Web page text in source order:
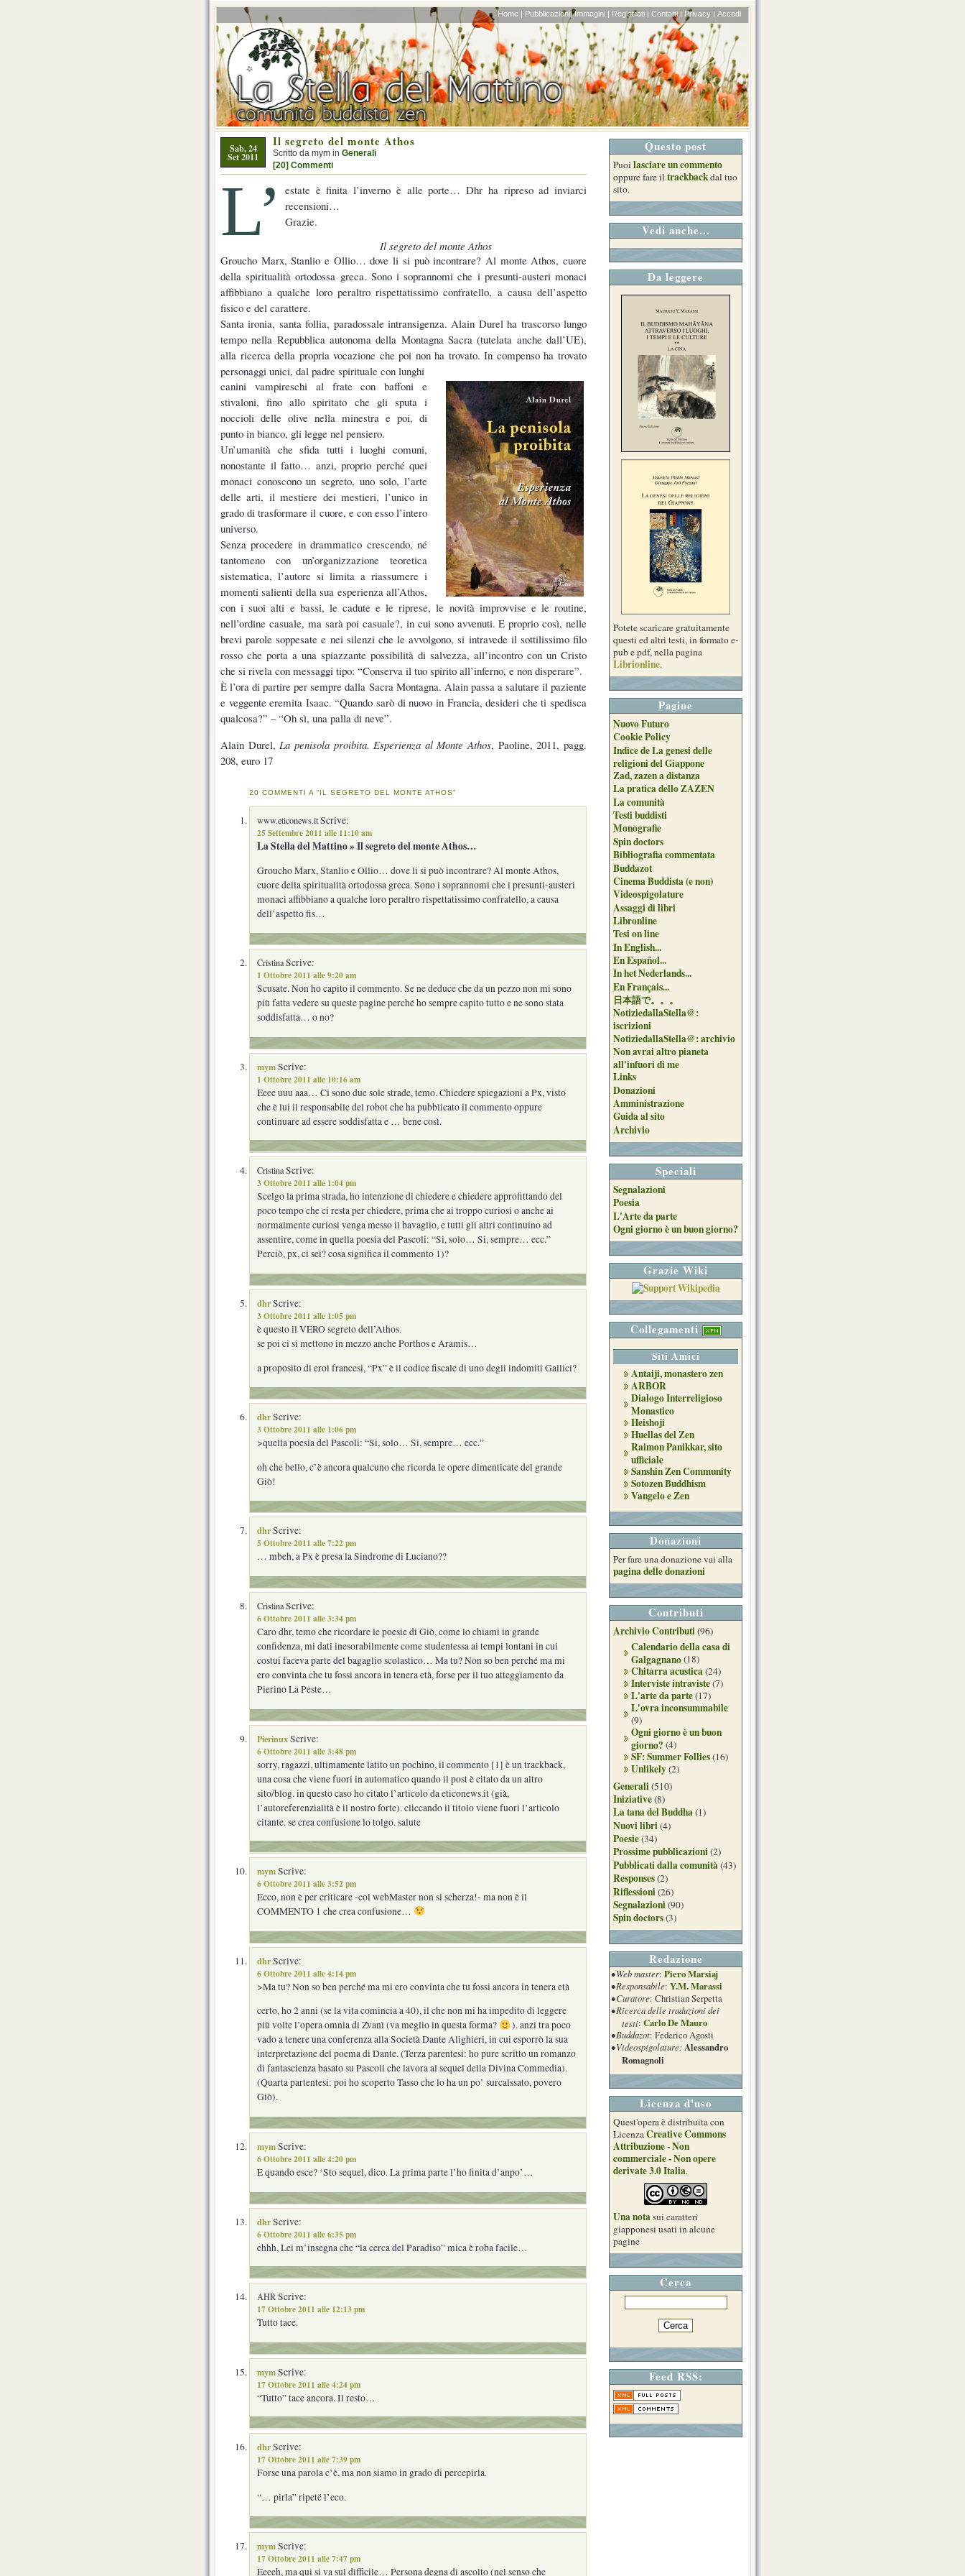
Home | Pubblicazioni| Immagini | Registrati | Contatti | Privacy | Accedi
Sab, 24
Set 2011
Il segreto del monte Athos
Scritto da mym in Generali
[20] Commenti
L’
estate è finita l’inverno è alle porte… Dhr ha ripreso ad inviarci
recensioni…
Grazie.
Il segreto del monte Athos
Groucho Marx, Stanlio e Ollio… dove li si può incontrare? Al monte Athos, cuore
della spiritualità ortodossa greca. Sono i soprannomi che i presunti-austeri monaci
affibbiano a qualche loro peraltro rispettatissimo confratello, a causa dell’aspetto
fisico e del carattere.
Santa ironia, santa follia, paradossale intransigenza. Alain Durel ha trascorso lungo
tempo nella Repubblica autonoma della Montagna Sacra (tutelata anche dall’UE),
alla ricerca della propria vocazione che poi non ha trovato. In compenso ha trovato
personaggi unici, dal padre spirituale con lunghi
canini vampireschi al frate con baffoni e
stivaloni, fino allo spiritato che gli sputa i
noccioli delle olive nella minestra e poi, di
punto in bianco, gli legge nel pensiero.
Un’umanità che sfida tutti i luoghi comuni,
nonostante il fatto… anzi, proprio perché quei
monaci conoscono un segreto, uno solo, l’arte
delle arti, il mestiere dei mestieri, l’unico in
grado di trasformare il cuore, e con esso l’intero
universo.
Senza procedere in drammatico crescendo, né
tantomeno con un’organizzazione teoretica
sistematica, l’autore si limita a riassumere i
momenti salienti della sua esperienza all’Athos,
con i suoi alti e bassi, le cadute e le riprese, le novità improvvise e le routine,
nell’ordine casuale, ma sarà poi casuale?, in cui sono avvenuti. E proprio così, nelle
brevi parole soppesate e nei silenzi che le avvolgono, si intravede il sottilissimo filo
rosso che porta a una spiazzante possibilità di salvezza, all’incontro con un Cristo
che si rivela con messaggi tipo: “Conserva il tuo spirito all’inferno, e non disperare”.
È l’ora di partire per sempre dalla Sacra Montagna. Alain passa a salutare il paziente
e veggente eremita Isaac. “Quando sarò di nuovo in Francia, desideri che ti spedisca
qualcosa?” – “Oh sì, una palla di neve”.
Alain Durel, La penisola proibita. Esperienza al Monte Athos, Paoline, 2011, pagg.
208, euro 17
20 COMMENTI A “IL SEGRETO DEL MONTE ATHOS”
www.eticonews.itScrive:
25 Settembre 2011 alle 11:10 am
La Stella del Mattino » Il segreto del monte Athos…
Groucho Marx, Stanlio e Ollio… dove li si può incontrare? Al monte Athos,
cuore della spiritualità ortodossa greca. Sono i soprannomi che i presunti-austeri
monaci affibbiano a qualche loro peraltro rispettatissimo confratello, a causa
dell’aspetto fis…
CristinaScrive:
1 Ottobre 2011 alle 9:20 am
Scusate. Non ho capito il commento. Se ne deduce che da un pezzo non mi sono
più fatta vedere su queste pagine perché ho sempre capito tutto e ne sono stata
soddisfatta… o no?
mymScrive:
1 Ottobre 2011 alle 10:16 am
Eeee uuu aaa… Ci sono due sole strade, temo. Chiedere spiegazioni a Px, visto
che è lui il responsabile del robot che ha pubblicato il commento oppure
continuare ad essere soddisfatta e … bene così.
CristinaScrive:
3 Ottobre 2011 alle 1:04 pm
Scelgo la prima strada, ho intenzione di chiedere e chiedere approfittando del
poco tempo che ci resta per chiedere, prima che ai troppo curiosi o anche ai
normalmente curiosi venga messo il bavaglio, e tutti gli altri continuino ad
assentire, come in quella poesia del Pascoli: “Si, solo… Si, sempre… ecc.”
Perciò, px, ci sei? cosa significa il commento 1)?
dhrScrive:
3 Ottobre 2011 alle 1:05 pm
è questo il VERO segreto dell’Athos.
se poi ci si mettono in mezzo anche Porthos e Aramis…
a proposito di eroi francesi, “Px” è il codice fiscale di uno degli indomiti Gallici?
dhrScrive:
3 Ottobre 2011 alle 1:06 pm
>quella poesia del Pascoli: “Si, solo… Si, sempre… ecc.”
oh che bello, c’è ancora qualcuno che ricorda le opere dimenticate del grande
Giò!
dhrScrive:
5 Ottobre 2011 alle 7:22 pm
… mbeh, a Px è presa la Sindrome di Luciano??
CristinaScrive:
6 Ottobre 2011 alle 3:34 pm
Caro dhr, temo che ricordare le poesie di Giò, come lo chiami in grande
confidenza, mi dati inesorabilmente come studentessa ai tempi lontani in cui
costui faceva parte del bagaglio scolastico… Ma tu? Non so ben perché ma mi
ero convinta che tu fossi ancora in tenera età, forse per il tuo atteggiamento da
Pierino La Peste…
PierinuxScrive:
6 Ottobre 2011 alle 3:48 pm
sorry, ragazzi, ultimamente latito un pochino, il commento [1] è un trackback,
una cosa che viene fuori in automatico quando il post è citato da un altro
sito/blog. in questo caso ho citato l’articolo da eticonews.it (già,
l’autoreferenzialità è il nostro forte). cliccando il titolo viene fuori l’articolo
citante. se crea confusione lo tolgo. salute
mymScrive:
6 Ottobre 2011 alle 3:52 pm
Ecco, non è per criticare -col webMaster non si scherza!- ma non è il
COMMENTO 1 che crea confusione…
dhrScrive:
6 Ottobre 2011 alle 4:14 pm
>Ma tu? Non so ben perché ma mi ero convinta che tu fossi ancora in tenera età
certo, ho 2 anni (se la vita comincia a 40), il che non mi ha impedito di leggere
più volte l’opera omnia di Zvanì (va meglio in questa forma?
). anzi tra poco
vado a tenere una conferenza alla Società Dante Alighieri, in cui esporrò la sua
interpretazione del poema di Dante. (Terza parentesi: ho pure scritto un romanzo
di fantascienza basato su Pascoli che lavora al sequel della Divina Commedia).
(Quarta partentesi: poi ho scoperto Tasso che lo ha un po’ surcalssato, povero
Giò).
mymScrive:
6 Ottobre 2011 alle 4:20 pm
E quando esce? ‘Sto sequel, dico. La prima parte l’ho finita d’anpo’…
dhrScrive:
6 Ottobre 2011 alle 6:35 pm
ehhh, Lei m’insegna che “la cerca del Paradiso” mica è roba facile…
AHR Scrive:
17 Ottobre 2011 alle 12:13 pm
Tutto tace.
mymScrive:
17 Ottobre 2011 alle 4:24 pm
“Tutto” tace ancora. Il resto…
dhrScrive:
17 Ottobre 2011 alle 7:39 pm
Forse una parola c’è, ma non siamo in grado di percepirla.
“… pirla” ripeté l’eco.
mymScrive:
17 Ottobre 2011 alle 7:47 pm
Eeeeh, ma qui si va sul difficile… Persona degna di ascolto (nel senso che
Questo post
Puoi lasciare un commento
oppure fare il trackbackdal tuo
sito.
Vedi anche...
Da leggere
Potete scaricare gratuitamente
questi ed altri testi, in formato e-
pub e pdf, nella pagina
Librionline.
Pagine
Nuovo Futuro
Cookie Policy
Indice de La genesi delle
religioni del Giappone
Zad, zazen a distanza
La pratica dello ZAZEN
La comunità
Testi buddisti
Monografie
Spin doctors
Bibliografia commentata
Buddazot
Cinema Buddista (e non)
Videospigolature
Assaggi di libri
Libronline
Tesi on line
In English...
En Español...
In het Nederlands...
En Français...
日本語で。。。
NotiziedallaStella@:
iscrizioni
NotiziedallaStella@: archivio
Non avrai altro pianeta
all'infuori di me
Links
Donazioni
Amministrazione
Guida al sito
Archivio
Speciali
Segnalazioni
Poesia
L'Arte da parte
Ogni giorno è un buon giorno?
Grazie Wiki
Collegamenti
Siti Amici
Antaiji, monastero zen
ARBOR
Dialogo Interreligioso
Monastico
Heishoji
Huellas del Zen
Raimon Panikkar, sito
ufficiale
Sanshin Zen Community
Sotozen Buddhism
Vangelo e Zen
Donazioni
Per fare una donazione vai alla
pagina delle donazioni
Contributi
Archivio Contributi(96)
Calendario della casa di
Galgagnano(18)
Chitarra acustica(24)
Interviste intraviste(7)
L'arte da parte(17)
L'ovra inconsummabile
(9)
Ogni giorno è un buon
giorno? (4)
SF: Summer Follies(16)
Unlikely(2)
Generali(510)
Iniziative(8)
La tana del Buddha(1)
Nuovi libri(4)
Poesie(34)
Prossime pubblicazioni(2)
Pubblicati dalla comunità(43)
Responses(2)
Riflessioni(26)
Segnalazioni(90)
Spin doctors(3)
Redazione
• Web master: Piero Marsiaj
• Responsabile: Y.M. Marassi
• Curatore: Christian Serpetta
• Ricerca delle traduzioni dei
testi: Carlo De Mauro
• Buddazot: Federico Agosti
• Videospigolature:Alessandro
Romagnoli
Licenza d'uso
Quest'opera è distribuita con
LicenzaCreative Commons
Attribuzione - Non
commerciale - Non opere
derivate 3.0 Italia.
Una notasui caratteri
giapponesi usati in alcune
pagine
Cerca
Feed RSS: